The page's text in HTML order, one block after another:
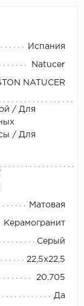
Испания
Natucer
NATUCER
/ Для
/ Для
Матовая
Керамогранит
Серый
22,5х22,5
20.705
Да